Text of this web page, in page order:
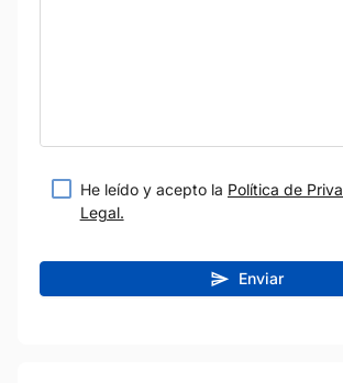
He leído y acepto la Política de
Legal.
Enviar